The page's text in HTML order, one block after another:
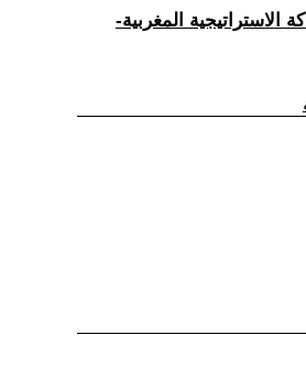
الاستراتيجية المغربية-